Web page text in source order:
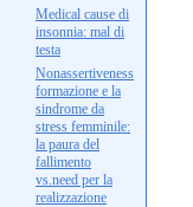
Medical cause di
insonnia: mal di
testa
Nonassertiveness
formazione e la
sindrome da
stress femminile:
la paura del
fallimento
vs.need per la
realizzazione